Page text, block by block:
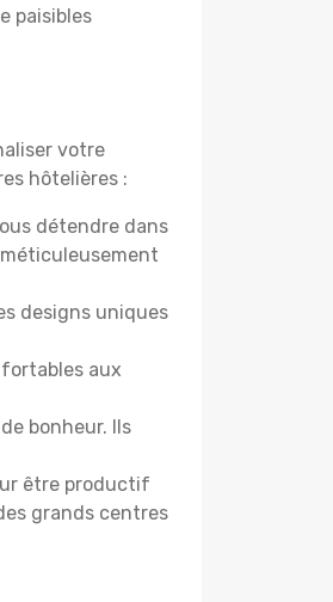
paisibles
votre
hôtelières :
détendre dans
designs uniques
aux
bonheur. Ils
être productif
grands centres